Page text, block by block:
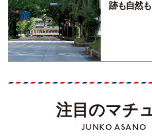
跡も自然
注目のマチ
JUNKO ASANO